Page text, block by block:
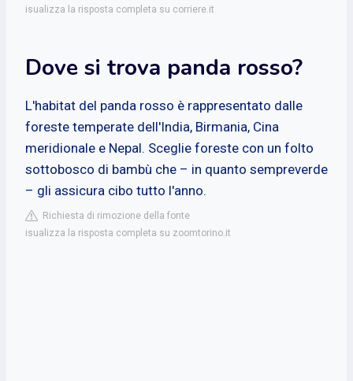
isualizza la risposta completa su corriere.it
Dove si trova panda rosso?
L'habitat del panda rosso è rappresentato dalle
foreste temperate dell'India, Birmania, Cina
meridionale e Nepal. Sceglie foreste con un folto
sottobosco di bambù che – in quanto sempreverde
– gli assicura cibo tutto l'anno.
Richiesta di rimozione della fonte
isualizza la risposta completa su zoomtorino.it